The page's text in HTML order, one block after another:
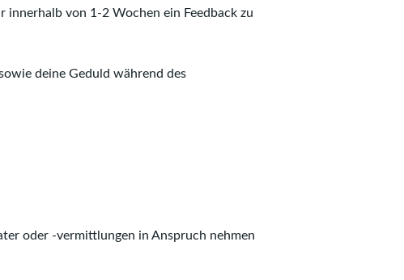
von 1-2 Wochen ein Feedback zu
deine Geduld während des
oder -vermittlungen in Anspruch nehmen